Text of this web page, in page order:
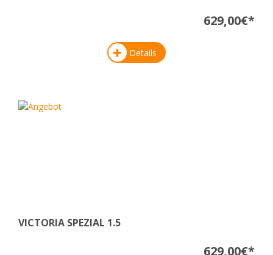
629,00€*
Details
VICTORIA SPEZIAL 1.5
629,00€*